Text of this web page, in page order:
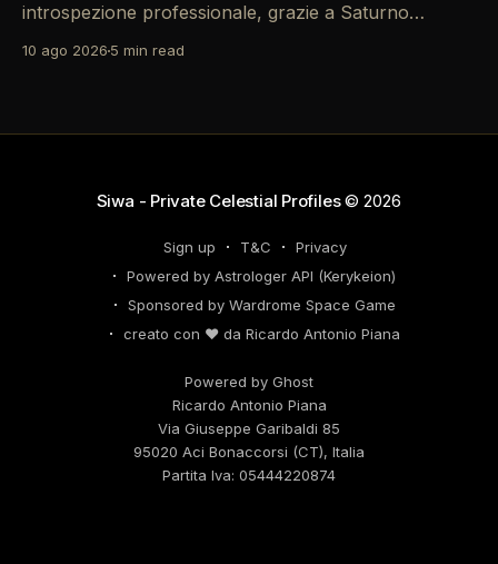
introspezione professionale, grazie a Saturno
carriera passate. Non farti sopraffare dalle emozioni
10 ago 2026 5 min read
Siwa - Private Celestial Profiles© 2026
Sign up T&C
Privacy
Powered by Astrologer API (Kerykeion)
Sponsored by Wardrome Space Game
creato con ❤️ da Ricardo Antonio Piana
Powered by Ghost
Ricardo Antonio Piana
Via Giuseppe Garibaldi 85
95020 Aci Bonaccorsi (CT), Italia
Partita Iva: 05444220874